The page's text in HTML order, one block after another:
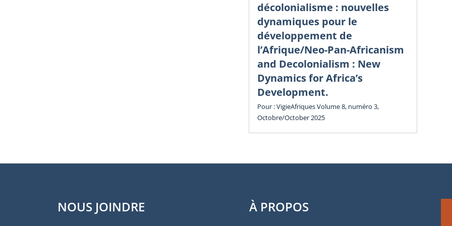
décolonialisme : nouvelles
dynamiques pour le
développement de
l’Afrique/Neo-Pan-Africanism
and Decolonialism : New
Dynamics for Africa’s
Development.
Pour : VigieAfriques Volume 8, numéro 3,
Octobre/October 2025
NOUS JOINDRE À PROPOS